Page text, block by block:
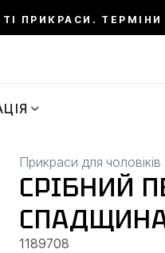
ПРИКРАСИ. ТЕРМІНИ
Прикраси для чоловіків
СРІБНИЙ
1189708